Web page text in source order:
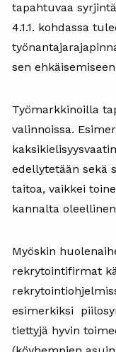
tapahtuvaa
4.1.1. kohdassa
sen
Työmarkkinoilla
valinnoissa.
edellytetään sekä
taitoa, vaikkei
kannalta
Myöskin
rekrytointifirmat
esimerkiksi
tiettyjä hyvin